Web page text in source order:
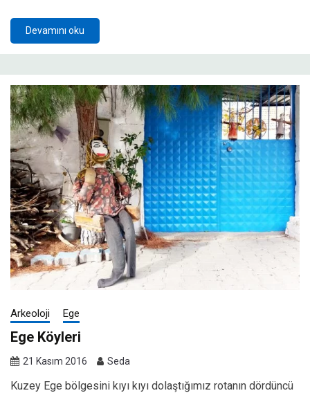
Devamını oku
Arkeoloji Ege
Ege Köyleri
21 Kasım 2016 Seda
Kuzey Ege bölgesini kıyı kıyı dolaştığımız rotanın dördüncü